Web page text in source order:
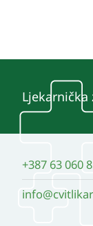
+387 63 060